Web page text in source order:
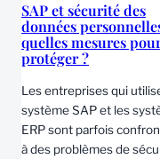
SAP et sécurité des
données
quelles mesures
protéger ?
Les entreprises qui
système SAP et les
ERP sont parfois
à des problèmes de